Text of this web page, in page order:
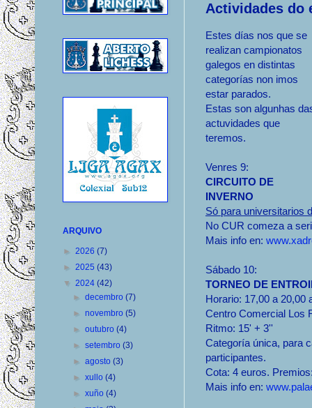
Actividades do
Estes días nos que se
realizan campionatos
galegos en distintas
categorías non imos
estar parados.
Estas son algunhas
actuvidades que
teremos.
Venres 9:
CIRCUITO DE
INVERNO
Só para universitarios
No CUR comeza a
Mais info en:
Sábado 10:
TORNEO DE
Horario: 17,00 a 20,00
Centro Comercial Los
Ritmo: 15' + 3''
Categoría única, para
participantes.
Cota: 4 euros.
Mais info en:
ARQUIVO
► 2026 (7)
► 2025 (43)
▼ 2024 (42)
►decembro(7)
►novembro(5)
►outubro(4)
►setembro(3)
►agosto(3)
►xullo(4)
►xuño(4)